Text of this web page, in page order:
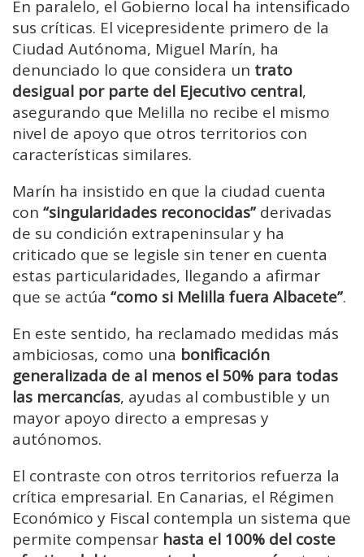
En paralelo, el Gobierno local ha intensificado
sus críticas. El vicepresidente primero de la
Ciudad Autónoma, Miguel Marín, ha
denunciado lo que considera un trato
desigual por parte del Ejecutivo central,
asegurando que Melilla no recibe el mismo
nivel de apoyo que otros territorios con
características similares.
Marín ha insistido en que la ciudad cuenta
con “singularidades reconocidas” derivadas
de su condición extrapeninsular y ha
criticado que se legisle sin tener en cuenta
estas particularidades, llegando a afirmar
que se actúa “como si Melilla fuera Albacete”.
En este sentido, ha reclamado medidas más
ambiciosas, como una bonificación
generalizada de al menos el 50% para todas
las mercancías, ayudas al combustible y un
mayor apoyo directo a empresas y
autónomos.
El contraste con otros territorios refuerza la
crítica empresarial. En Canarias, el Régimen
Económico y Fiscal contempla un sistema que
permite compensar hasta el 100% del coste